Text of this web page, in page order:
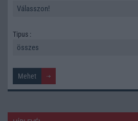
Tipus :